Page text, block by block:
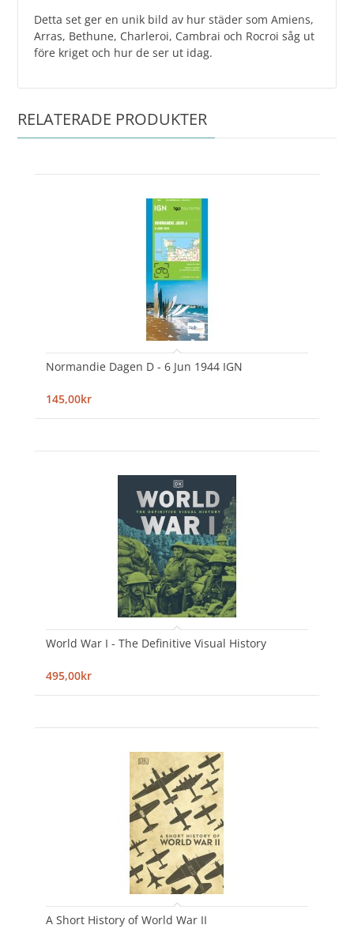
Detta set ger en unik bild av hur städer som Amiens,
Arras, Bethune, Charleroi, Cambrai och Rocroi såg ut
före kriget och hur de ser ut idag.
RELATERADE PRODUKTER
Normandie Dagen D - 6 Jun 1944 IGN
145,00kr
World War I - The Definitive Visual History
495,00kr
A Short History of World War II